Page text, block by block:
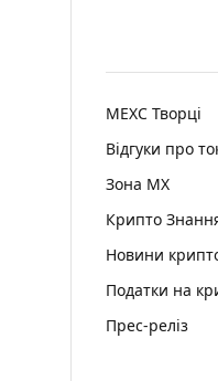
MEXC Творці
Відгуки про
Зона MX
Крипто
Новини
Податки на
Прес-реліз